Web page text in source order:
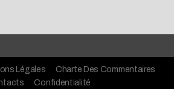
Légales
Charte Des Commentaires
Confidentialité